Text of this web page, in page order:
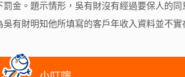
罰金。題示情形，吳有財沒有經過要保人的
吳有財明知他所填寫的客戶年收入資料並不